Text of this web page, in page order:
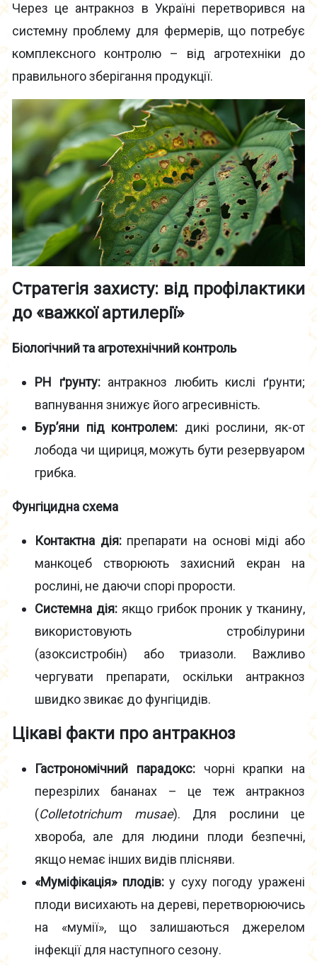
Через це антракноз в Україні перетворився на
системну проблему для фермерів, що потребує
комплексного контролю – від агротехніки до
правильного зберігання продукції.
Стратегія захисту: від профілактики
до «важкої артилерії»
Біологічний та агротехнічний контроль
PH ґрунту:антракноз любить кислі ґрунти;
вапнування знижує його агресивність.
Бур’яни під контролем: дикі рослини, як-от
лобода чи щириця, можуть бути резервуаром
грибка.
Фунгіцидна схема
Контактна дія:препарати на основі міді або
манкоцеб створюють захисний екран на
рослині, не даючи спорі прорости.
Системна дія:якщо грибок проник у тканину,
використовують стробілурини
(азоксистробін) або триазоли. Важливо
чергувати препарати, оскільки антракноз
швидко звикає до фунгіцидів.
Цікаві факти про антракноз
Гастрономічний парадокс:чорні крапки на
перезрілих бананах – це теж антракноз
(Colletotrichum musae). Для рослини це
хвороба, але для людини плоди безпечні,
якщо немає інших видів плісняви.
«Муміфікація» плодів:у суху погоду уражені
плоди висихають на дереві, перетворюючись
на «мумії», що залишаються джерелом
інфекції для наступного сезону.